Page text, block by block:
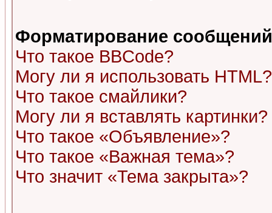
Форматирование
Что такое BBCode?
Могу ли я использовать HTML?
Что такое смайлики?
Могу ли я вставлять картинки?
Что такое «Объявление»?
Что такое «Важная тема»?
Что значит «Тема закрыта»?